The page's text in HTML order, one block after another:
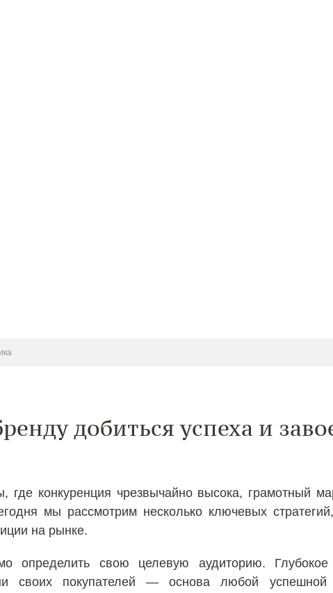
добиться успеха и
конкуренция чрезвычайно высока, грамотный
мы рассмотрим несколько ключевых
на рынке.
определить свою целевую аудиторию. Глубокое
своих покупателей — основа любой успешной